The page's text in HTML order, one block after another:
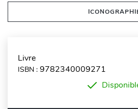
Livre
ISBN : 9782340009271